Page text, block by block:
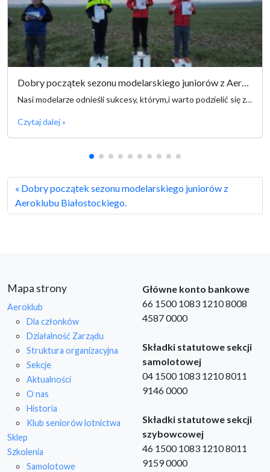
Nasi modelarze odnieśli sukcesy, którym,i warto podzielić się ze światem!
Czytaj dalej »
Dobry początek sezonu modelarskiego juniorów z
Aeroklubu Białostockiego.
Mapa strony
Aeroklub
Dla członków
Działalność Zarządu
Struktura organizacyjna
Sekcje
Aktualności
O nas
Historia
Klub seniorów lotnictwa
Sklep
Szkolenia
Samolotowe
Główne konto bankowe
66 1500 1083 1210 8008
4587 0000
Składki statutowe sekcji
samolotowej
04 1500 1083 1210 8011
9146 0000
Składki statutowe sekcji
szybowcowej
46 1500 1083 1210 8011
9159 0000